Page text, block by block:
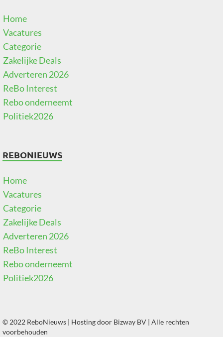
Home
Vacatures
Categorie
Zakelijke Deals
Adverteren 2026
ReBo Interest
Rebo onderneemt
Politiek2026
REBONIEUWS
Home
Vacatures
Categorie
Zakelijke Deals
Adverteren 2026
ReBo Interest
Rebo onderneemt
Politiek2026
© 2022 ReboNieuws | Hosting door Bizway BV | Alle rechten
voorbehouden